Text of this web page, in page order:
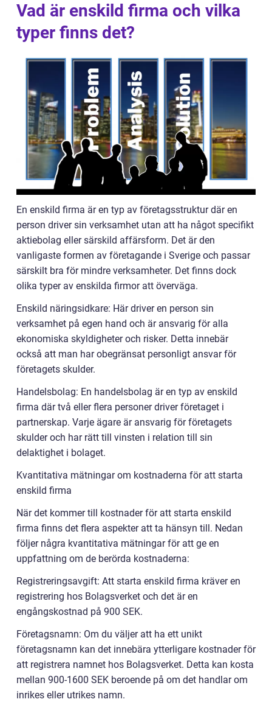
Vad är enskild firma och vilka
typer finns det?
En enskild firma är en typ av företagsstruktur där en
person driver sin verksamhet utan att ha något specifikt
aktiebolag eller särskild affärsform. Det är den
vanligaste formen av företagande i Sverige och passar
särskilt bra för mindre verksamheter. Det finns dock
olika typer av enskilda firmor att överväga.
Enskild näringsidkare: Här driver en person sin
verksamhet på egen hand och är ansvarig för alla
ekonomiska skyldigheter och risker. Detta innebär
också att man har obegränsat personligt ansvar för
företagets skulder.
Handelsbolag: En handelsbolag är en typ av enskild
firma där två eller flera personer driver företaget i
partnerskap. Varje ägare är ansvarig för företagets
skulder och har rätt till vinsten i relation till sin
delaktighet i bolaget.
Kvantitativa mätningar om kostnaderna för att starta
enskild firma
När det kommer till kostnader för att starta enskild
firma finns det flera aspekter att ta hänsyn till. Nedan
följer några kvantitativa mätningar för att ge en
uppfattning om de berörda kostnaderna:
Registreringsavgift: Att starta enskild firma kräver en
registrering hos Bolagsverket och det är en
engångskostnad på 900 SEK.
Företagsnamn: Om du väljer att ha ett unikt
företagsnamn kan det innebära ytterligare kostnader för
att registrera namnet hos Bolagsverket. Detta kan kosta
mellan 900-1600 SEK beroende på om det handlar om
inrikes eller utrikes namn.